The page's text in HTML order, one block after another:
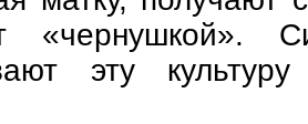
«чернушкой».
эту